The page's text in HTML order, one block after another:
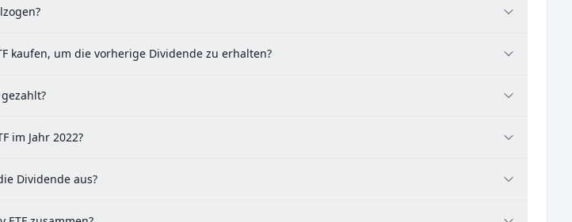
kaufen, um die vorherige Dividende zu erhalten?
im Jahr 2022?
Dividende aus?